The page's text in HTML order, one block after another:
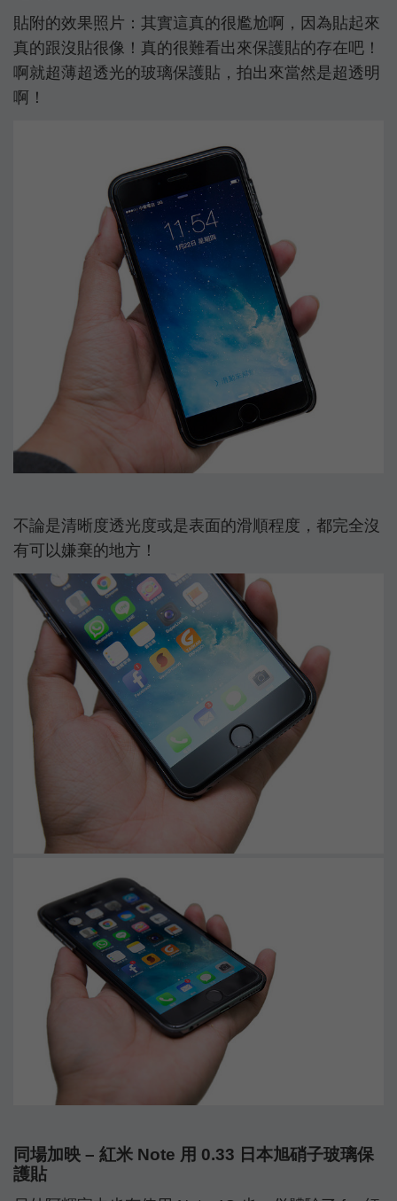
貼附的效果照片：其實這真的很尷尬啊，因為貼起來
真的跟沒貼很像！真的很難看出來保護貼的存在吧！
啊就超薄超透光的玻璃保護貼，拍出來當然是超透明
啊！
不論是清晰度透光度或是表面的滑順程度，都完全沒
有可以嫌棄的地方！
同場加映 – 紅米 Note 用 0.33 日本旭硝子玻璃保
護貼